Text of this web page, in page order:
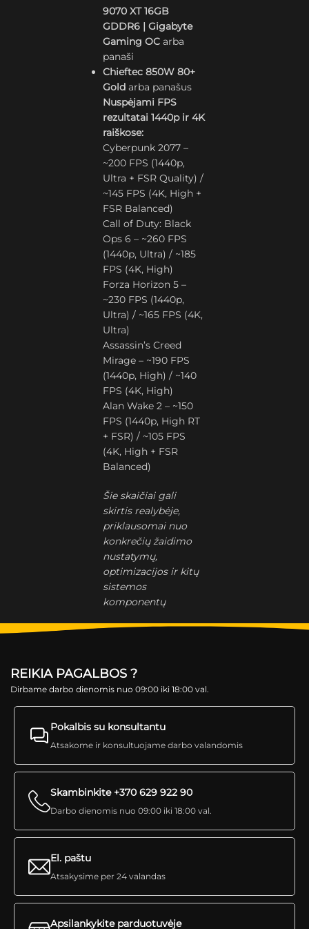
9070 XT 16GB
GDDR6 | Gigabyte
Gaming OC arba
panaši
Chieftec 850W 80+
Gold arba panašus
Nuspėjami FPS
rezultatai 1440p ir 4K
raiškose:
Cyberpunk 2077 –
~200 FPS (1440p,
Ultra + FSR Quality) /
~145 FPS (4K, High +
FSR Balanced)
Call of Duty: Black
Ops 6 – ~260 FPS
(1440p, Ultra) / ~185
FPS (4K, High)
Forza Horizon 5 –
~230 FPS (1440p,
Ultra) / ~165 FPS (4K,
Ultra)
Assassin’s Creed
Mirage – ~190 FPS
(1440p, High) / ~140
FPS (4K, High)
Alan Wake 2 – ~150
FPS (1440p, High RT
+ FSR) / ~105 FPS
(4K, High + FSR
Balanced)
Šie skaičiai gali
skirtis realybėje,
priklausomai nuo
konkrečių žaidimo
nustatymų,
optimizacijos ir kitų
sistemos
komponentų
REIKIA PAGALBOS ?
Dirbame darbo dienomis nuo 09:00 iki 18:00 val.
Pokalbis su konsultantu
Atsakome ir konsultuojame darbo valandomis
Skambinkite +370 629 922 90
Darbo dienomis nuo 09:00 iki 18:00 val.
El. paštu
Atsakysime per 24 valandas
Apsilankykite parduotuvėje